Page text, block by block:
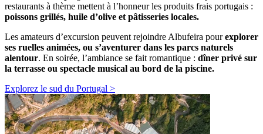
restaurants à thème mettent à l’honneur les produits frais portugais :
poissons grillés, huile d’olive et pâtisseries locales.
Les amateurs d’excursion peuvent rejoindre Albufeira pourexplorer
ses ruelles animées, ou s’aventurer dans les parcs naturels
alentour. En soirée, l’ambiance se fait romantique : dîner privé sur
la terrasse ou spectacle musical au bord de la piscine.
Explorez le sud du Portugal >